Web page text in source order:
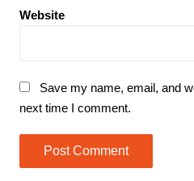
Website
Save my name, email, and
next time I comment.